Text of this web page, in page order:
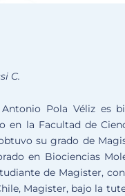
C.
Pola Véliz es
en la Facultad de
su grado de
en Biociencias
de Magister,
Magister, bajo la